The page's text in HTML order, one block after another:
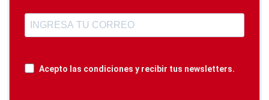
Acepto las condiciones y recibir tus newsletters.